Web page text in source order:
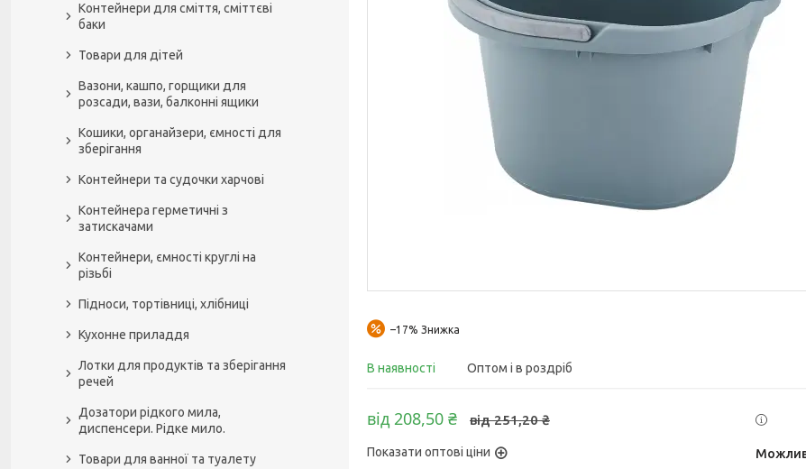
–17%
В наявності Оптом і в роздріб
від 251,20 ₴
від 208,50 ₴
Показати оптові ціни
Контейнери для сміття, сміттєві
баки
Товари для дітей
Вазони, кашпо, горщики для
розсади, вази, балконні ящики
Кошики, органайзери, ємності для
зберігання
Контейнери та судочки харчові
Контейнера герметичні з
затискачами
Контейнери, ємності круглі на
різьбі
Підноси, тортівниці, хлібниці
Кухонне приладдя
Лотки для продуктів та зберігання
речей
Дозатори рідкого мила,
диспенсери. Рідке мило.
Товари для ванної та туалету